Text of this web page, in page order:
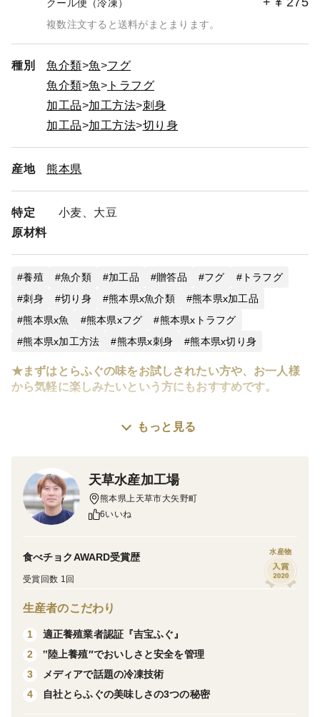
クール便（冷凍）
複数注文すると送料がまとまります。
種別 魚介類 魚
フグ
魚介類 魚
トラフグ
加工品
加工方法 刺身
加工品
加工方法 切り身
産地 熊本県
特定
原材料
小麦、大豆
養殖 魚介類 加工品 贈答品 フグ
トラフグ
刺身
切り身 熊本県x魚介類
熊本県x加工品
熊本県x魚
熊本県xフグ
熊本県xトラフグ
熊本県x加工方法
熊本県x刺身 熊本県x切り身
★まずはとらふぐの味をお試しされたい方や、お一人様
から気軽に楽しみたいという方にもおすすめです。
高品質なとらふぐのお刺身や鍋をお楽しみいただけま
ひれは乾燥させて、じっくり焼き上げております。熱燗
に入れるだけでひれ酒の完成です。お酒を飲まれない方
でも出汁にご利用できます。〈お召し上がり方〉しおり
刺身には食品・食材の鮮度や食感、風味を維持する急速
凍結技術“プロトン凍結”を使用。
もっと見る
天草水産加工場
熊本県上天草市大矢野町
6いいね
食べチョクAWARD受賞歴
受賞回数 1回
水産物
生産者のこだわり
1
適正養殖業者認証『吉宝ふぐ』
2
‟陸上養殖″でおいしさと安全を管理
3
メディアで話題の冷凍技術
4
自社とらふぐの美味しさの3つの秘密